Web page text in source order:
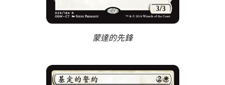
蒙達的先鋒